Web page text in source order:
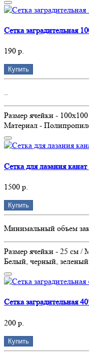
Сетка заградительная
190 р.
Купить
..
Размер ячейки -
Материал -
Сетка для лазания
1500 р.
Купить
Минимальный объем
Размер ячейки - 25 см /
Белый, черный,
Сетка заградительная
200 р.
Купить